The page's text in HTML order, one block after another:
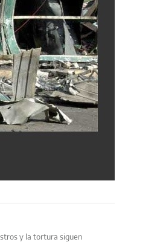
y la tortura siguen